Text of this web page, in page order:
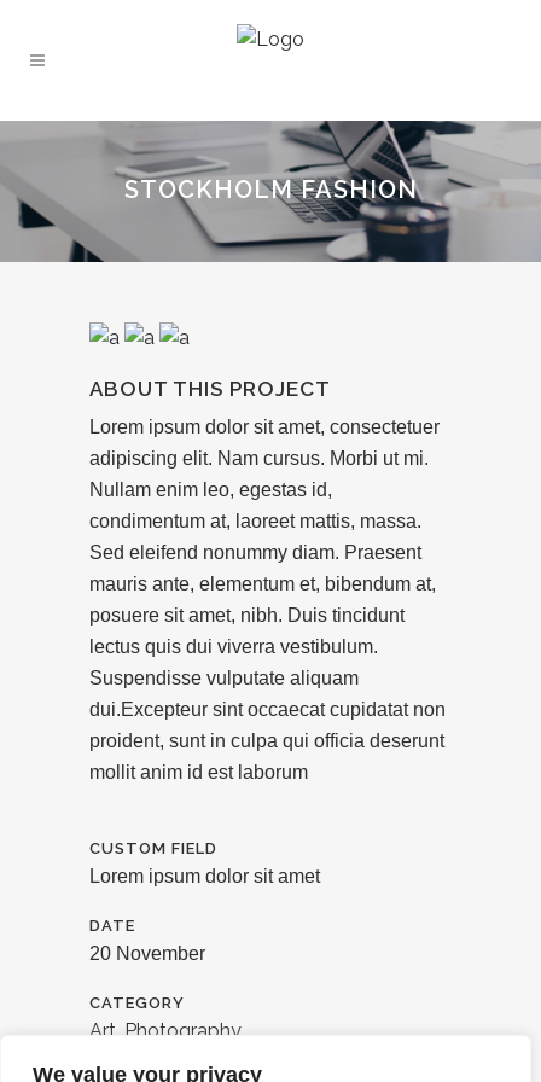
We value your privacy
STOCKHOLM FASHION
ABOUT THIS PROJECT
Lorem ipsum dolor sit amet, consectetuer
adipiscing elit. Nam cursus. Morbi ut mi.
Nullam enim leo, egestas id,
condimentum at, laoreet mattis, massa.
Sed eleifend nonummy diam. Praesent
mauris ante, elementum et, bibendum at,
posuere sit amet, nibh. Duis tincidunt
lectus quis dui viverra vestibulum.
Suspendisse vulputate aliquam
dui.Excepteur sint occaecat cupidatat non
proident, sunt in culpa qui officia deserunt
mollit anim id est laborum
CUSTOM FIELD
Lorem ipsum dolor sit amet
DATE
20 November
CATEGORY
Art, Photography